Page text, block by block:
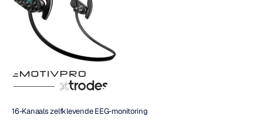
16-Kanaals zelfklevende EEG-monitoring